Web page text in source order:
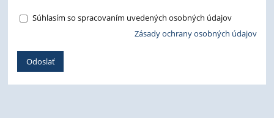
Súhlasím so spracovaním uvedených osobných údajov
Zásady ochrany osobných údajov